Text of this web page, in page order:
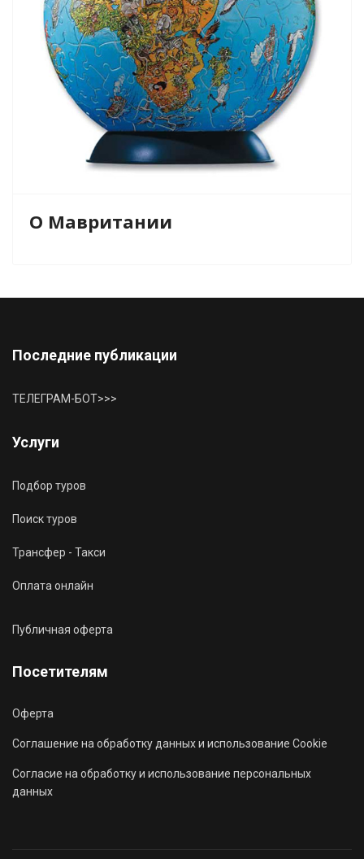
О Мавритании
Последние публикации
ТЕЛЕГРАМ-БОТ>>>
Услуги
Подбор туров
Поиск туров
Трансфер - Такси
Оплата онлайн
Публичная оферта
Посетителям
Оферта
Соглашение на обработку данных и использование Cookie
Согласие на обработку и использование персональных
данных